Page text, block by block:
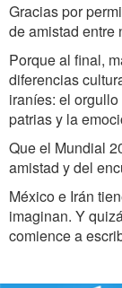
Gracias por
de amistad entre
Porque al final,
diferencias
iraníes: el
patrias y la
Que el Mundial
amistad y del
México e Irán
imaginan. Y
comience a